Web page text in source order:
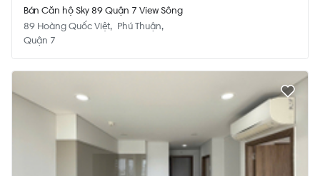
Bán Căn hộ Sky 89 Quận 7 View Sông
89 Hoàng Quốc Việt
Phú Thuận
Quận 7